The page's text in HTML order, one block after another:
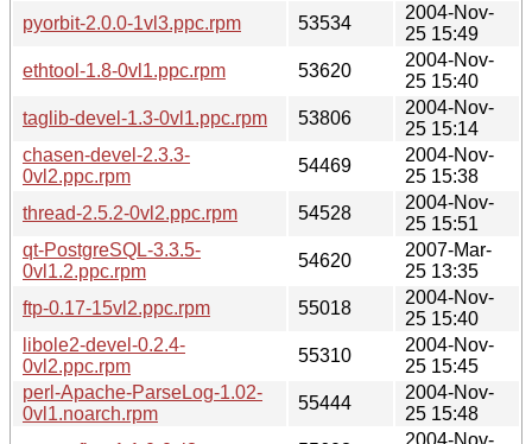
pyorbit-2.0.0-1vl3.ppc.rpm
53534
2004-Nov-
25 15:49
ethtool-1.8-0vl1.ppc.rpm
53620
2004-Nov-
25 15:40
taglib-devel-1.3-0vl1.ppc.rpm
53806
2004-Nov-
25 15:14
chasen-devel-2.3.3-
0vl2.ppc.rpm
54469
2004-Nov-
25 15:38
thread-2.5.2-0vl2.ppc.rpm
54528
2004-Nov-
25 15:51
qt-PostgreSQL-3.3.5-
0vl1.2.ppc.rpm
54620
2007-Mar-
25 13:35
ftp-0.17-15vl2.ppc.rpm
55018
2004-Nov-
25 15:40
libole2-devel-0.2.4-
0vl2.ppc.rpm
55310
2004-Nov-
25 15:45
perl-Apache-ParseLog-1.02-
0vl1.noarch.rpm
55444
2004-Nov-
25 15:48
2004-Nov-